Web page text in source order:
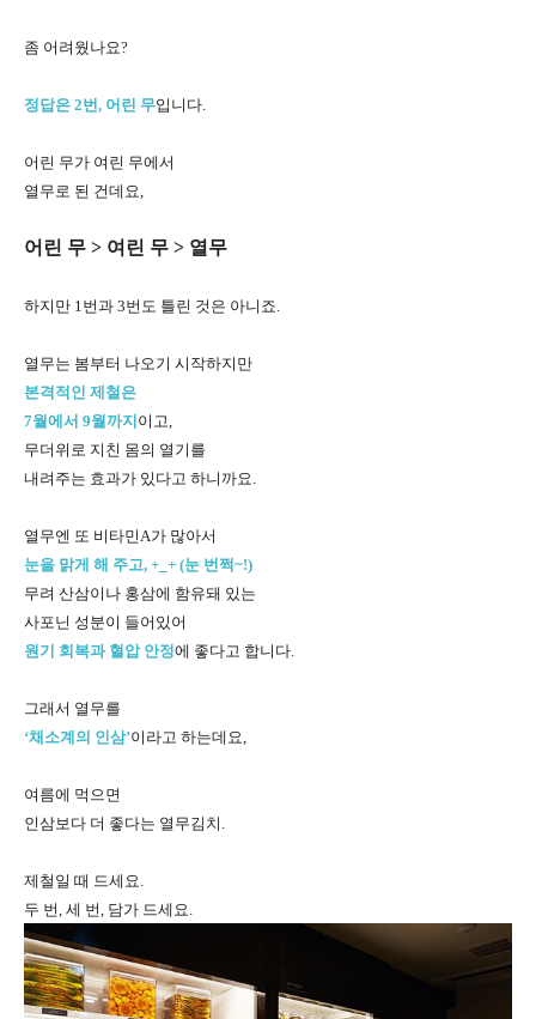
좀 어려웠나요?
정답은 2번, 어린 무입니다.
어린 무가 여린 무에서
열무로 된 건데요,
어린 무 > 여린 무 > 열무
하지만 1번과 3번도 틀린 것은 아니죠.
열무는 봄부터 나오기 시작하지만
본격적인 제철은
7월에서 9월까지 이고,
무더위로 지친 몸의 열기를
내려주는 효과가 있다고 하니까요.
열무엔 또 비타민A가 많아서
눈을 맑게 해 주고, +_+ (눈 번쩍~!)
무려 산삼이나 홍삼에 함유돼 있는
사포닌 성분이 들어있어
원기 회복과 혈압 안정에 좋다고 합니다.
그래서 열무를
‘채소계의 인삼’이라고 하는데요,
여름에 먹으면
인삼보다 더 좋다는 열무김치.
제철일 때 드세요.
두 번, 세 번, 담가 드세요.